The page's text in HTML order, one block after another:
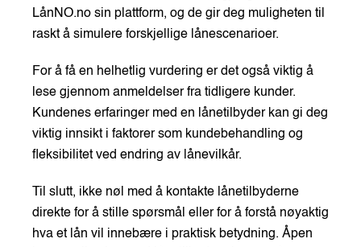
LånNO.no sin plattform, og de gir deg muligheten til
raskt å simulere forskjellige lånescenarioer.
For å få en helhetlig vurdering er det også viktig å
lese gjennom anmeldelser fra tidligere kunder.
Kundenes erfaringer med en lånetilbyder kan gi deg
viktig innsikt i faktorer som kundebehandling og
fleksibilitet ved endring av lånevilkår.
Til slutt, ikke nøl med å kontakte lånetilbyderne
direkte for å stille spørsmål eller for å forstå nøyaktig
hva et lån vil innebære i praktisk betydning. Åpen